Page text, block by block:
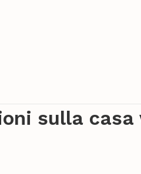
sulla casa